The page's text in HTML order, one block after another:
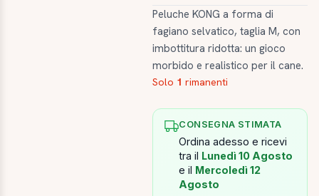
Peluche KONG a forma di
fagiano selvatico, taglia M, con
imbottitura ridotta: un gioco
morbido e realistico per il cane.
Solo 1 rimanenti
CONSEGNA STIMATA
Ordina adesso e ricevi
tra il Lunedì 10 Agosto
e il Mercoledì 12
Agosto